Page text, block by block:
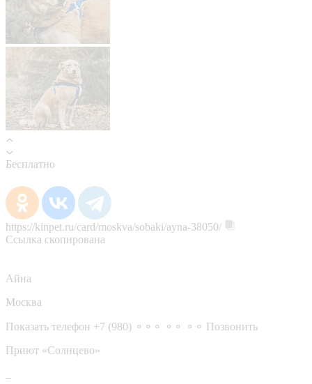
Бесплатно
https://kinpet.ru/card/moskva/sobaki/ayna-38050/
Ссылка скопирована
Айна
Москва
Показать телефон +7 (980) ⚬⚬⚬ ⚬⚬ ⚬⚬ Позвонить
Приют «Солнцево»